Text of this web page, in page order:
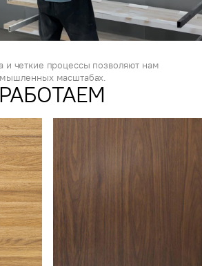
и четкие процессы позволяют нам
масштабах.